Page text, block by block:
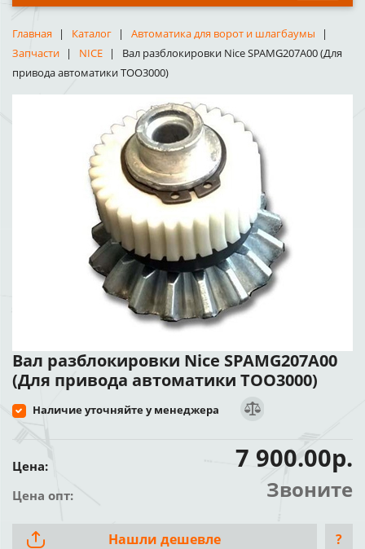
Главная Каталог
Автоматика для ворот и шлагбаумы
Запчасти
NICE
Вал разблокировки Nice SPAMG207A00 (Для
привода автоматики TOO3000)
Вал разблокировки Nice SPAMG207A00
(Для привода автоматики TOO3000)
Наличие уточняйте у менеджера
Цена: 7 900.00р.
Цена опт: Звоните
Нашли дешевле ?